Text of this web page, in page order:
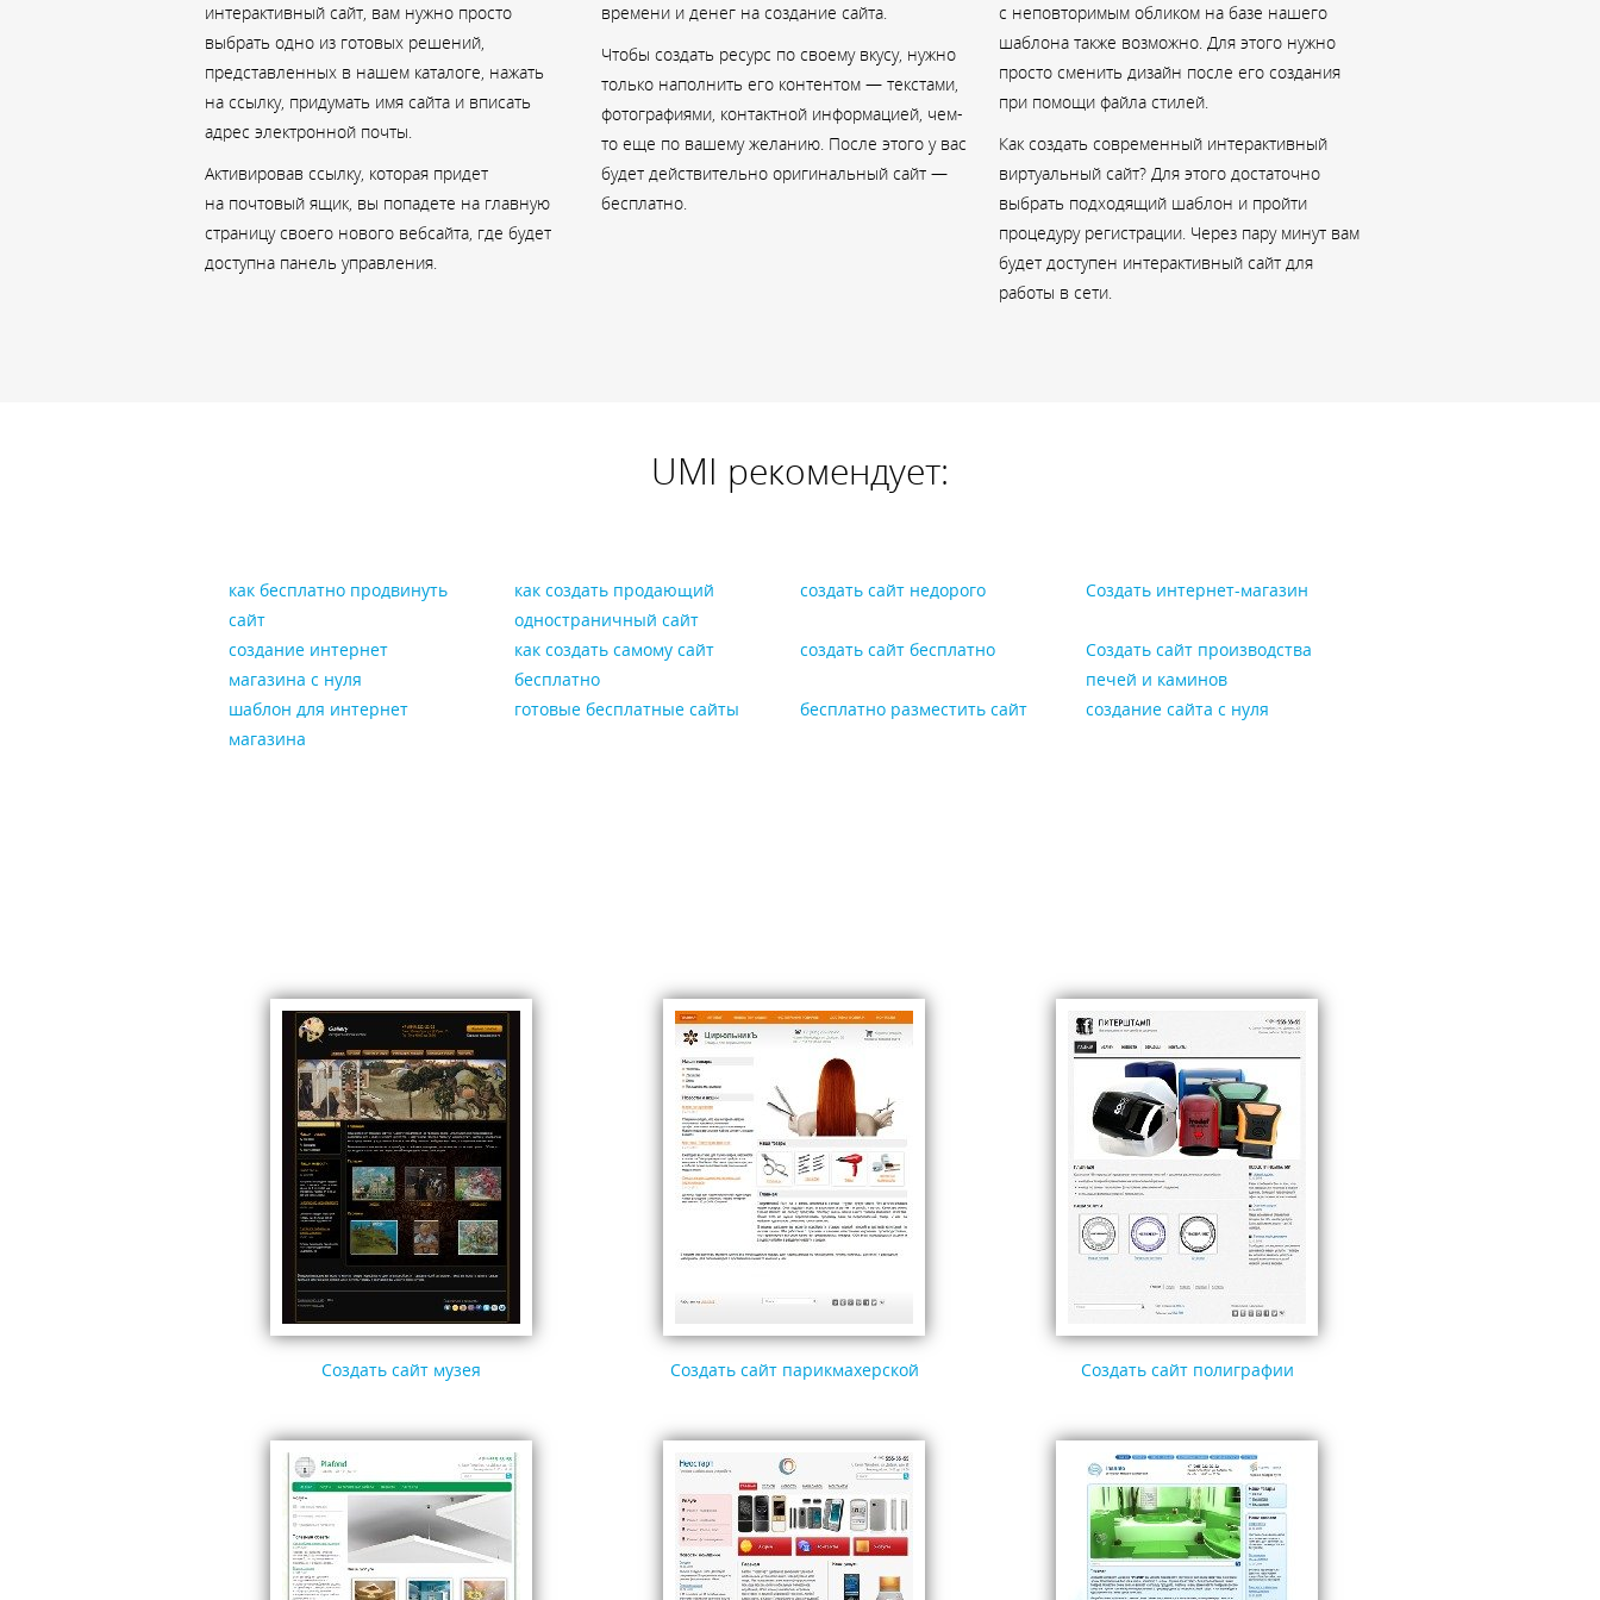
учетом, что сам впервые и без опыта
сделал сайт по выбранному шаблону.
Много поменял согласно своему
видению, что не мог изменить сам, то
помогли в службе поддержки. В итоге
имею нужный мне вариант сайта.
Менять можно почти всё. Меня на этом
этапе вполне устраивает. Так как делал
сайт по мере свободного времени (от
дешевле аналогичной на других
был первый заказ.
интерактивный сайт, вам нужно просто
выбрать одно из готовых решений,
представленных в нашем каталоге, нажать
на ссылку, придумать имя сайта и вписать
адрес электронной почты.
Активировав ссылку, которая придет
на почтовый ящик, вы попадете на главную
страницу своего нового вебсайта, где будет
доступна панель управления.
времени и денег на создание сайта.
Чтобы создать ресурс по своему вкусу, нужно
только наполнить его контентом — текстами,
фотографиями, контактной информацией, чем-
то еще по вашему желанию. После этого у вас
будет действительно оригинальный сайт —
бесплатно.
с неповторимым обликом на базе нашего
шаблона также возможно. Для этого нужно
просто сменить дизайн после его создания
при помощи файла стилей.
Как создать современный интерактивный
виртуальный сайт? Для этого достаточно
выбрать подходящий шаблон и пройти
процедуру регистрации. Через пару минут вам
будет доступен интерактивный сайт для
работы в сети.
UMI рекомендует:
как бесплатно продвинуть
сайт
как создать продающий
одностраничный сайт
создать сайт недорого Создать интернет-магазин
создание интернет
магазина с нуля
как создать самому сайт
бесплатно
создать сайт бесплатно
Создать сайт производства
печей и каминов
шаблон для интернет
магазина
готовые бесплатные сайты бесплатно разместить сайт создание сайта с нуля
Создать сайт музея Создать сайт парикмахерской Создать сайт полиграфии